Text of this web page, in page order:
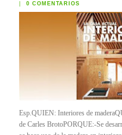
0 COMENTARIOS
Esp.QUIEN: Interiores de
de Carles BrotoPORQUE:-Se